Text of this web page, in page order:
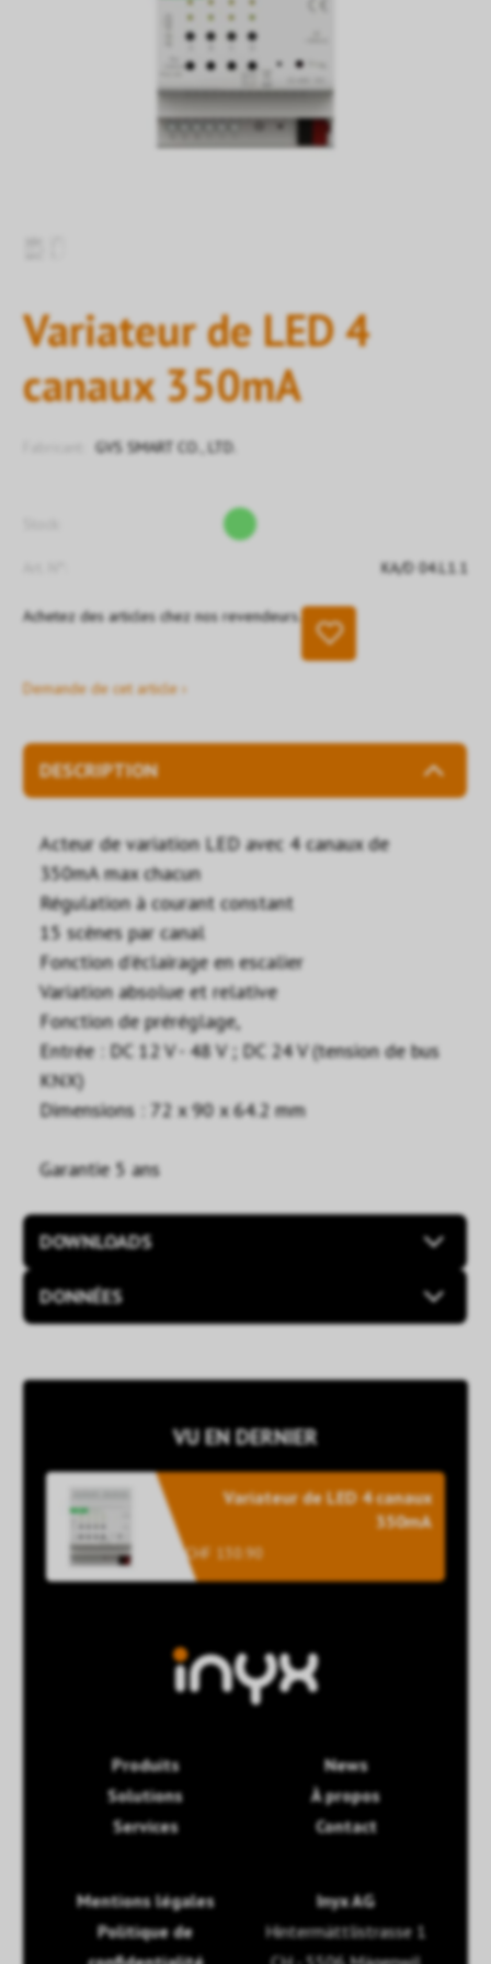
Variateur de LED 4
canaux 350mA
GVS SMART CO., LTD.
KA/D 04.L1.1
Achetez des articles chez nos revendeurs.
Demande de cet article ›
DESCRIPTION
Acteur de variation LED avec 4 canaux de
350mA max chacun
Régulation à courant constant
15 scènes par canal
Fonction d'éclairage en escalier
Variation absolue et relative
Fonction de préréglage,
Entrée : DC 12 V - 48 V ; DC 24 V (tension de bus
KNX)
Dimensions : 72 x 90 x 64.2 mm
Garantie 5 ans
DOWNLOADS
DONNÉES
VU EN DERNIER
Variateur de LED 4 canaux
350mA
CHF 130.90
Produits
Solutions
Services
News
À propos
Contact
Mentions légales
Politique de
Inyx AG
Hintermättlistrasse 1